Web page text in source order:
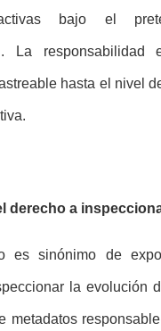
bajo el
La
hasta el nivel
derecho a
es sinónimo de
la evolución
metadatos